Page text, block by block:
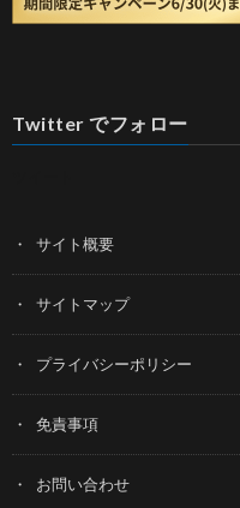
Twitter でフォロー
サイト概要
サイトマップ
プライバシーポリシー
免責事項
お問い合わせ